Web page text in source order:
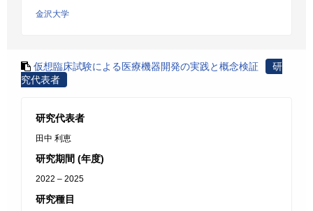
金沢大学
仮想臨床試験による医療機器開発の実践と概念検証
研
究代表者
研究代表者
田中 利恵
研究期間 (年度)
2022 – 2025
研究種目